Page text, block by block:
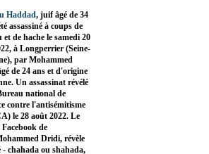
Haddad, juif âgé de 34
assassiné à coups de
et de hache le samedi 20
à Longperrier (Seine-
par Mohammed
de 24 ans et d'origine
Un assassinat révélé
national de
contre l'antisémitisme
le 28 août 2022. Le
de
Dridi, révèle
- chahada ou shahada,